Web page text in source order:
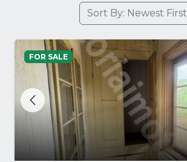
Sort By: Newest First
Previous
FOR SALE